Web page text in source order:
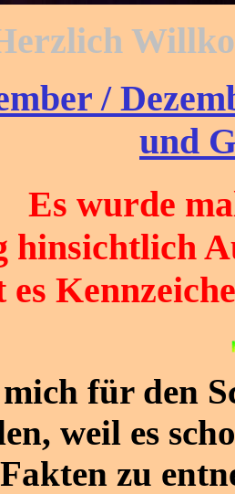
/
und
Es wurde
hinsichtlich
für den
weil es
zu